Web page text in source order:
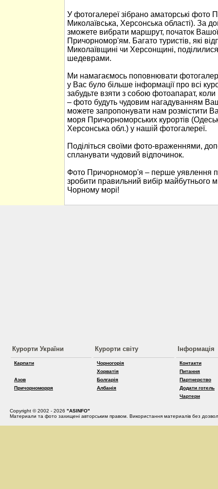
У фотогалереї зібрано аматорські фото
Миколаївська, Херсонська області). За
зможете вибрати маршрут, початок
Причорномор'ям. Багато туристів, які
Миколаївщині чи Херсонщині,
шедеврами.
Ми намагаємось поповнювати
у Вас було більше інформації про всі
забудьте взяти з собою фотоапарат,
– фото будуть чудовим нагадуванням
можете запропонувати нам розмістити
моря Причорноморських курортів
Херсонська обл.) у нашій фотогалереї.
Поділіться своїми фото-враженнями,
спланувати чудовий відпочинок.
Фото Причорномор'я – перше уявлення
зробити правильний вибір майбутнього
Чорному морі!
Курорти України
Карпати
Азов
Причорноморря
Курорти світу
Чорногорія
Хорватія
Болгарія
Албанія
Інформація
Контакти
Питання
Партнерство
Додати готель
Чартери
Copyright © 2002 - 2026 "ASINFO"
Материали та фото захищені авторським правом. Використання материалів без